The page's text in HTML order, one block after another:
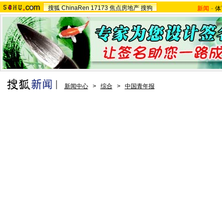
搜狐 ChinaRen 17173 焦点房地产 搜狗 新闻 -
新闻中心 > 综合 > 中国青年报